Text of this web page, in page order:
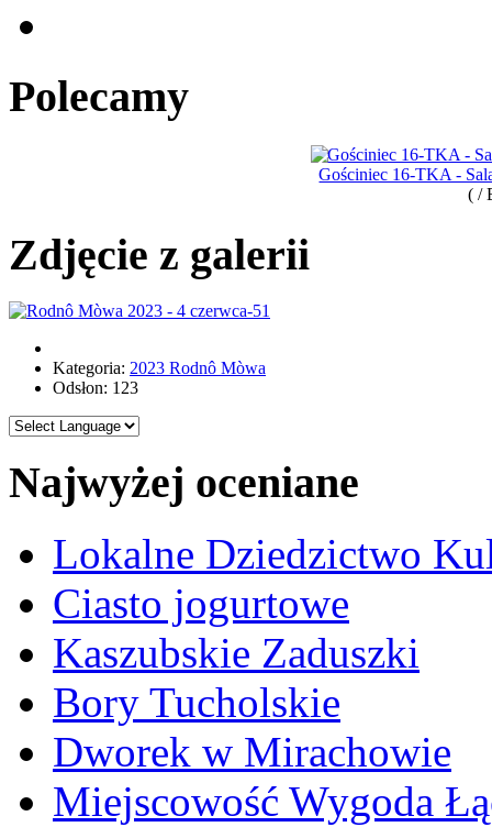
Polecamy
Gościniec 16-TKA -
( /
Zdjęcie z galerii
Kategoria: 2023 Rodnô Mòwa
Odsłon: 123
Najwyżej oceniane
Lokalne Dziedzictwo
Ciasto jogurtowe
Kaszubskie Zaduszki
Bory Tucholskie
Dworek w Mirachowie
Miejscowość Wygoda